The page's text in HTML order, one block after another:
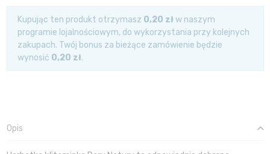
Kupując ten produkt otrzymasz 0,20 złw naszym
programie lojalnościowym, do wykorzystania przy kolejnych
zakupach. Twój bonus za bieżące zamówienie będzie
wynosić 0,20 zł.
Opis